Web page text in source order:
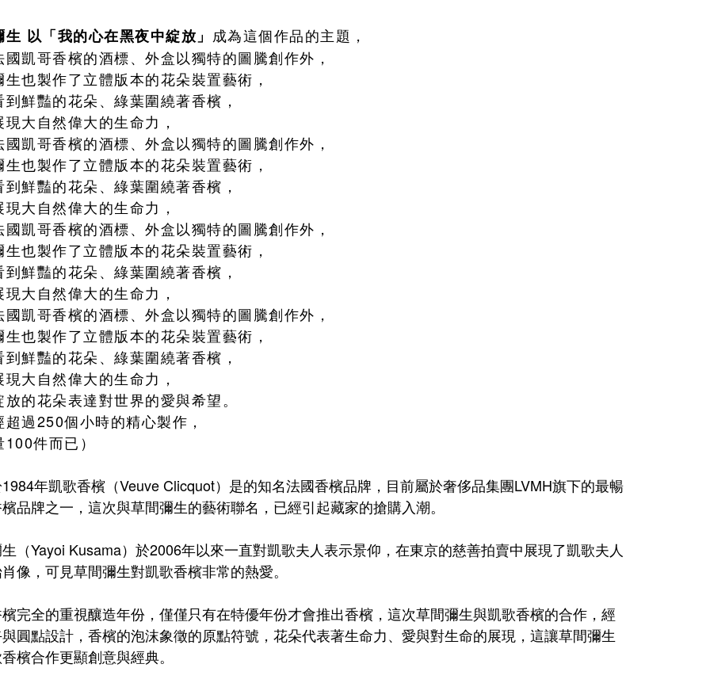
生 以「我的心在黑夜中綻放」 成為這個作品的主題，
國凱哥香檳的酒標、外盒以獨特的圖騰創作外，
生也製作了立體版本的花朵裝置藝術，
到鮮豔的花朵、綠葉圍繞著香檳，
現大自然偉大的生命力，
國凱哥香檳的酒標、外盒以獨特的圖騰創作外，
生也製作了立體版本的花朵裝置藝術，
到鮮豔的花朵、綠葉圍繞著香檳，
現大自然偉大的生命力，
國凱哥香檳的酒標、外盒以獨特的圖騰創作外，
生也製作了立體版本的花朵裝置藝術，
到鮮豔的花朵、綠葉圍繞著香檳，
現大自然偉大的生命力，
國凱哥香檳的酒標、外盒以獨特的圖騰創作外，
生也製作了立體版本的花朵裝置藝術，
到鮮豔的花朵、綠葉圍繞著香檳，
現大自然偉大的生命力，
的花朵表達對世界的愛與希望。
超過250個小時的精心製作，
件而已）
年凱歌香檳（Veuve Clicquot）是的知名法國香檳品牌，目前屬於奢侈品集團LVMH旗下的最暢
品牌之一，這次與草間彌生的藝術聯名，已經引起藏家的搶購入潮。
（Yayoi Kusama）於2006年以來一直對凱歌夫人表示景仰，在東京的慈善拍賣中展現了凱歌夫人
像，可見草間彌生對凱歌香檳非常的熱愛。
完全的重視釀造年份，僅僅只有在特優年份才會推出香檳，這次草間彌生與凱歌香檳的合作，經
圓點設計，香檳的泡沫象徵的原點符號，花朵代表著生命力、愛與對生命的展現，這讓草間彌生
檳合作更顯創意與經典。